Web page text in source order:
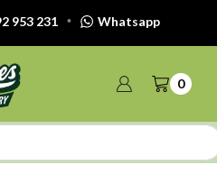
953 231 Whatsapp
0